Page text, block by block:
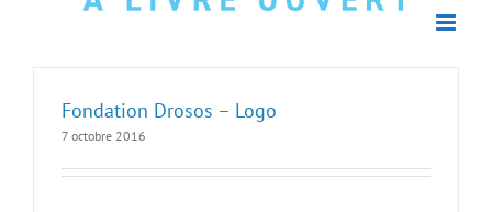
Fondation Drosos – Logo
7 octobre 2016